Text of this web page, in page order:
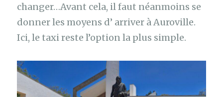
changer…Avant cela, il faut néanmoins se
donner les moyens d’ arriver à Auroville.
Ici, le taxi reste l’option la plus simple.